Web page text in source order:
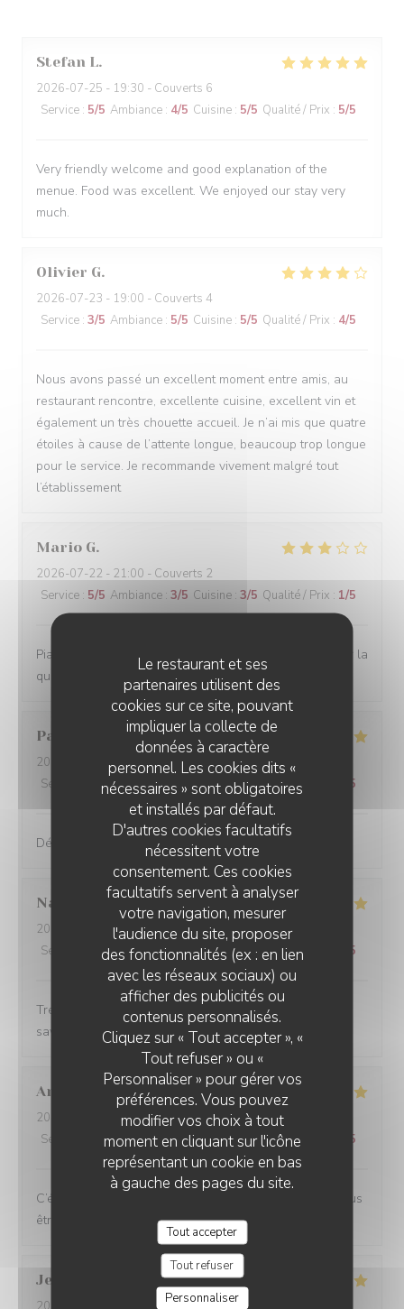
Le restaurant et ses
partenaires utilisent des
cookies sur ce site, pouvant
impliquer la collecte de
données à caractère
personnel. Les cookies dits «
nécessaires » sont obligatoires
et installés par défaut.
D'autres cookies facultatifs
nécessitent votre
consentement. Ces cookies
facultatifs servent à analyser
votre navigation, mesurer
l'audience du site, proposer
des fonctionnalités (ex : en lien
avec les réseaux sociaux) ou
afficher des publicités ou
contenus personnalisés.
Cliquez sur « Tout accepter », «
Tout refuser » ou «
Personnaliser » pour gérer vos
préférences. Vous pouvez
modifier vos choix à tout
moment en cliquant sur l'icône
représentant un cookie en bas
à gauche des pages du site.
Tout accepter
Tout refuser
Personnaliser
Stefan L
2026-07-25 - 19:30 - Couverts 6
Service : 5/5 Ambiance : 4/5 Cuisine : 5/5 Qualité / Prix : 5/5
Very friendly welcome and good explanation of the
menue. Food was excellent. We enjoyed our stay very
much.
Olivier G
2026-07-23 - 19:00 - Couverts 4
Service : 3/5 Ambiance : 5/5 Cuisine : 5/5 Qualité / Prix : 4/5
Nous avons passé un excellent moment entre amis, au
restaurant rencontre, excellente cuisine, excellent vin et
également un très chouette accueil. Je n’ai mis que quatre
étoiles à cause de l’attente longue, beaucoup trop longue
pour le service. Je recommande vivement malgré tout
l’établissement
Mario G
2026-07-22 - 21:00 - Couverts 2
Service : 5/5 Ambiance : 3/5 Cuisine : 3/5 Qualité / Prix : 1/5
Piatti buoni e servizio ottimo. Prezzi decisamente alti per la
qualitá presentata.
Pauline
2026-06-17
- 19:30 - Couverts 4
Service
/5 Ambiance: 5 /5 Cuisine:5/5 Qualité / Prix /5
Délicieux! en toute simplicité et attentionné
Nancy
2026-05-01
- 21:00 - Couverts 3
Service
/5 Ambiance: 5/5 Cuisine :5/5 Qualité / Prix /5
Trés belle découverte. Très bon vin et très belle
saveur.merci.
Arisa
2026-04-26
- 19:00 - Couverts 2
Service
/5 Ambiance :5 /5 Cuisine: 4 /5 Qualité / Prix /5
C’était super ! Merci pour les petites attentions et de vous
être souvenu de nous ✨
Jeanne